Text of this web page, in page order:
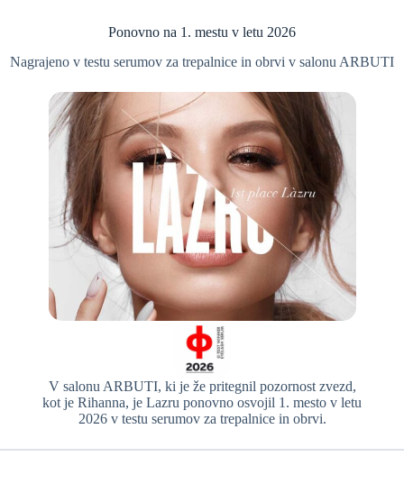
Ponovno na 1. mestu v letu 2026
Nagrajeno v testu serumov za trepalnice in obrvi v salonu ARBUTI
V salonu ARBUTI, ki je že pritegnil pozornost zvezd,
kot je Rihanna, je Lazru ponovno osvojil 1. mesto v letu
2026 v testu serumov za trepalnice in obrvi.